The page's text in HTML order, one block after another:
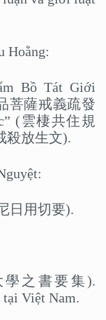
Hoằng:
Bồ Tát Giới
菩薩戒義疏發
(雲棲共住規
殺放生文).
日用切要).
學之書要集).
tại Việt Nam.